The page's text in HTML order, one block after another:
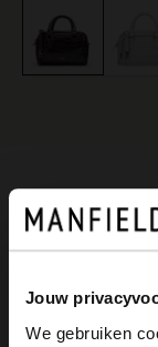
Jouw
We gebruiken
Braune